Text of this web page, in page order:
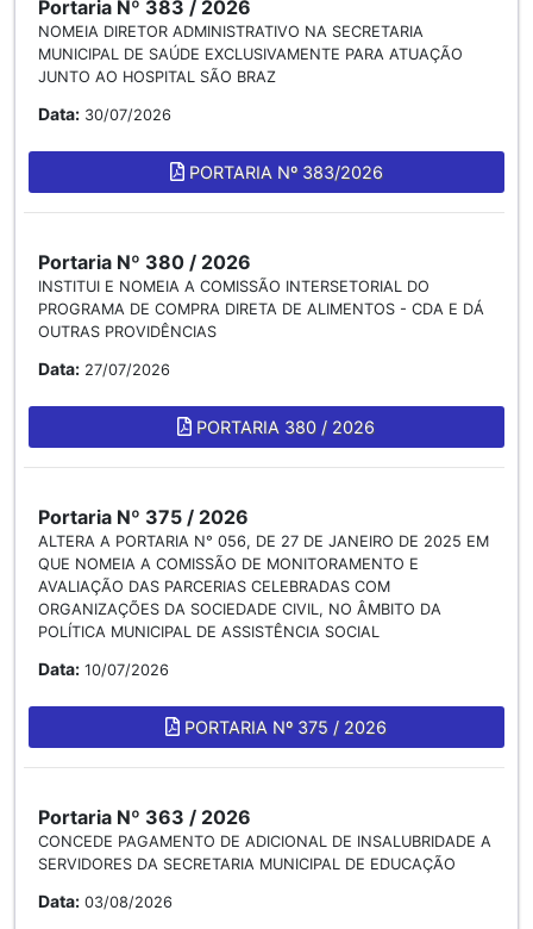
Portaria Nº 383 / 2026
NOMEIA DIRETOR ADMINISTRATIVO NA SECRETARIA
MUNICIPAL DE SAÚDE EXCLUSIVAMENTE PARA ATUAÇÃO
JUNTO AO HOSPITAL SÃO BRAZ
Data: 30/07/2026
PORTARIA Nº 383/2026
Portaria Nº 380 / 2026
INSTITUI E NOMEIA A COMISSÃO INTERSETORIAL DO
PROGRAMA DE COMPRA DIRETA DE ALIMENTOS - CDA E DÁ
OUTRAS PROVIDÊNCIAS
Data: 27/07/2026
PORTARIA 380 / 2026
Portaria Nº 375 / 2026
ALTERA A PORTARIA N° 056, DE 27 DE JANEIRO DE 2025 EM
QUE NOMEIA A COMISSÃO DE MONITORAMENTO E
AVALIAÇÃO DAS PARCERIAS CELEBRADAS COM
ORGANIZAÇÕES DA SOCIEDADE CIVIL, NO ÂMBITO DA
POLÍTICA MUNICIPAL DE ASSISTÊNCIA SOCIAL
Data: 10/07/2026
PORTARIA Nº 375 / 2026
Portaria Nº 363 / 2026
CONCEDE PAGAMENTO DE ADICIONAL DE INSALUBRIDADE A
SERVIDORES DA SECRETARIA MUNICIPAL DE EDUCAÇÃO
Data: 03/08/2026